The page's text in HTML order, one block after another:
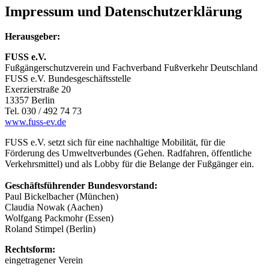
Impressum und Datenschutzerklärung
Herausgeber:
FUSS e.V.
Fußgängerschutzverein und Fachverband Fußverkehr Deutschland
FUSS e.V. Bundesgeschäftsstelle
Exerzierstraße 20
13357 Berlin
Tel. 030 / 492 74 73
www.fuss-ev.de
FUSS e.V. setzt sich für eine nachhaltige Mobilität, für die
Förderung des Umweltverbundes (Gehen. Radfahren, öffentliche
Verkehrsmittel) und als Lobby für die Belange der Fußgänger ein.
Geschäftsführender Bundesvorstand:
Paul Bickelbacher (München)
Claudia Nowak (Aachen)
Wolfgang Packmohr (Essen)
Roland Stimpel (Berlin)
Rechtsform:
eingetragener Verein